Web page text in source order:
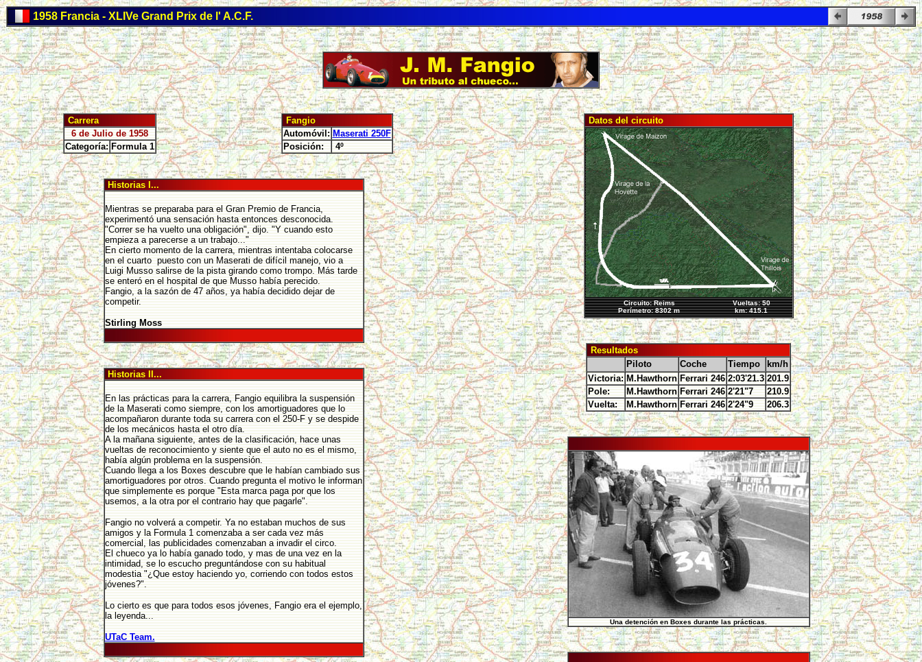
1958 Francia - XLIVe Grand Prix de l' A.C.F.
Carrera
6 de Julio de 1958
Categoría: Formula 1
Fangio
Automóvil: Maserati 250F
Posición:
4º
Historias I...
Mientras se preparaba para el Gran Premio de Francia,
experimentó una sensación hasta entonces desconocida.
"Correr se ha vuelto una obligación", dijo. "Y cuando esto
empieza a parecerse a un trabajo..."
En cierto momento de la carrera, mientras intentaba colocarse
en el cuarto puesto con un Maserati de difícil manejo, vio a
Luigi Musso salirse de la pista girando como trompo. Más tarde
se enteró en el hospital de que Musso había perecido.
Fangio, a la sazón de 47 años, ya había decidido dejar de
competir.
Stirling Moss
Historias II...
En las prácticas para la carrera, Fangio equilibra la suspensión
de la Maserati como siempre, con los amortiguadores que lo
acompañaron durante toda su carrera con el 250-F y se despide
de los mecánicos hasta el otro día.
A la mañana siguiente, antes de la clasificación, hace unas
vueltas de reconocimiento y siente que el auto no es el mismo,
había algún problema en la suspensión.
Cuando llega a los Boxes descubre que le habían cambiado sus
amortiguadores por otros. Cuando pregunta el motivo le informan
que simplemente es porque "Esta marca paga por que los
usemos, a la otra por el contrario hay que pagarle".
Fangio no volverá a competir. Ya no estaban muchos de sus
amigos y la Formula 1 comenzaba a ser cada vez más
comercial, las publicidades comenzaban a invadir el circo.
El chueco ya lo había ganado todo, y mas de una vez en la
intimidad, se lo escucho preguntándose con su habitual
modestia "¿Que estoy haciendo yo, corriendo con todos estos
jóvenes?".
Lo cierto es que para todos esos jóvenes, Fangio era el ejemplo,
la leyenda...
UTaC Team.
Datos del circuito
Circuito: Reims
Perímetro: 8302 m
Vueltas: 50
km: 415.1
Resultados
Piloto
Coche Tiempo
km/h
Victoria: M.Hawthorn Ferrari 246 2:03'21.3 201.9
Pole:
M.Hawthorn Ferrari 246 2'21"7
210.9
Vuelta:
M.Hawthorn Ferrari 246 2'24"9 206.3
Una detención en Boxes durante las prácticas.